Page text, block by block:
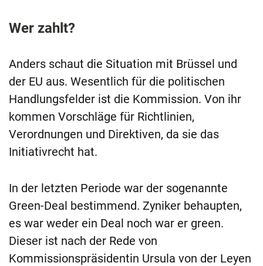
Wer zahlt?
Anders schaut die Situation mit Brüssel und
der EU aus. Wesentlich für die politischen
Handlungsfelder ist die Kommission. Von ihr
kommen Vorschläge für Richtlinien,
Verordnungen und Direktiven, da sie das
Initiativrecht hat.
In der letzten Periode war der sogenannte
Green-Deal bestimmend. Zyniker behaupten,
es war weder ein Deal noch war er green.
Dieser ist nach der Rede von
Kommissionspräsidentin Ursula von der Leyen